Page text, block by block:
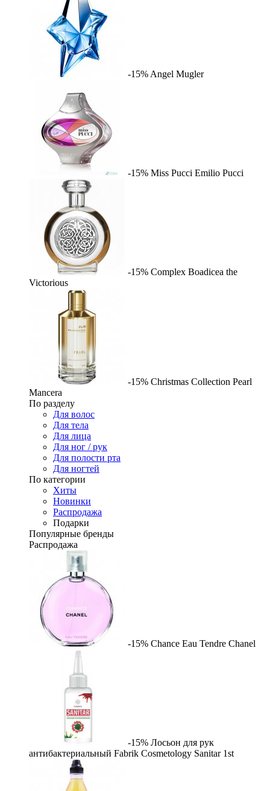
-15% Angel Mugler
-15% Miss Pucci Emilio Pucci
-15% Complex Boadicea the
Victorious
-15% Christmas Collection Pearl
Mancera
По разделу
Для волос
Для тела
Для лица
Для ног / рук
Для полости рта
Для ногтей
По категории
Хиты
Новинки
Распродажа
Подарки
Популярные бренды
Распродажа
-15% Chance Eau Tendre Chanel
-15% Лосьон для рук
антибактериальный Fabrik Cosmetology Sanitar 1st